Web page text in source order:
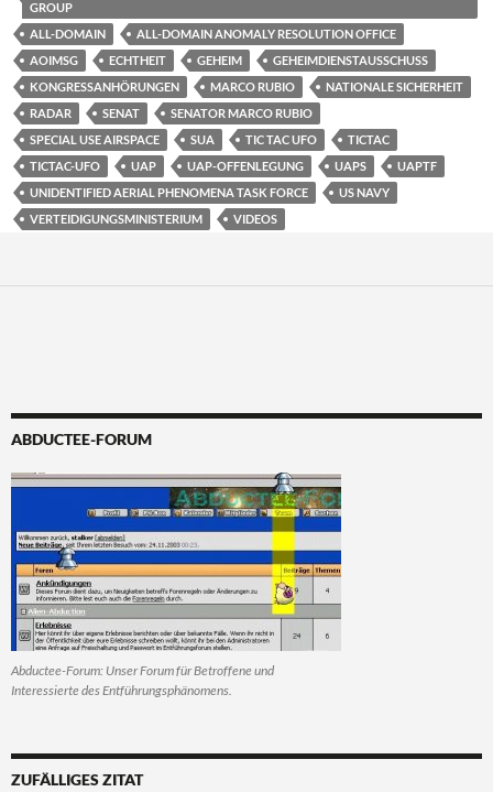
GROUP
ALL-DOMAIN
ALL-DOMAIN ANOMALY RESOLUTION OFFICE
AOIMSG
ECHTHEIT GEHEIM
GEHEIMDIENSTAUSSCHUSS
KONGRESSANHÖRUNGEN
MARCO RUBIO
NATIONALE SICHERHEIT
RADAR
SENAT
SENATOR MARCO RUBIO
SPECIAL USE AIRSPACE
SUA TIC TAC UFO
TICTAC
TICTAC-UFO
UAP UAP-OFFENLEGUNG UAPS
UAPTF
UNIDENTIFIED AERIAL PHENOMENA TASK FORCE
US NAVY
VERTEIDIGUNGSMINISTERIUM
VIDEOS
ABDUCTEE-FORUM
Abductee-Forum: Unser Forum für Betroffene und
Interessierte des Entführungsphänomens.
ZUFÄLLIGES ZITAT